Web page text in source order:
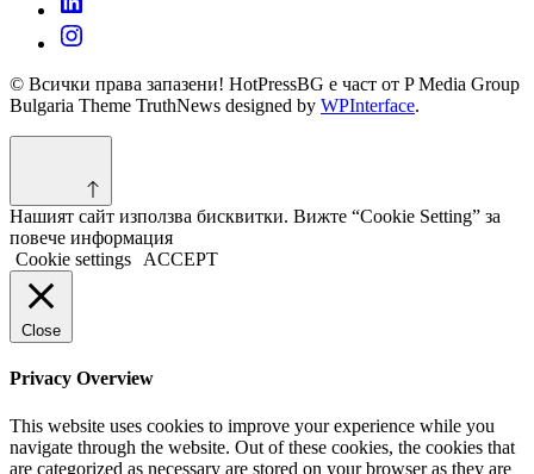
© Всички права запазени! HotPressBG е част от P Media Group
Bulgaria Theme TruthNews designed by WPInterface.
Нашият сайт използва бисквитки. Вижте “Cookie Setting” за
повече информация
Cookie settings
ACCEPT
Close
Privacy Overview
This website uses cookies to improve your experience while you
navigate through the website. Out of these cookies, the cookies that
are categorized as necessary are stored on your browser as they are